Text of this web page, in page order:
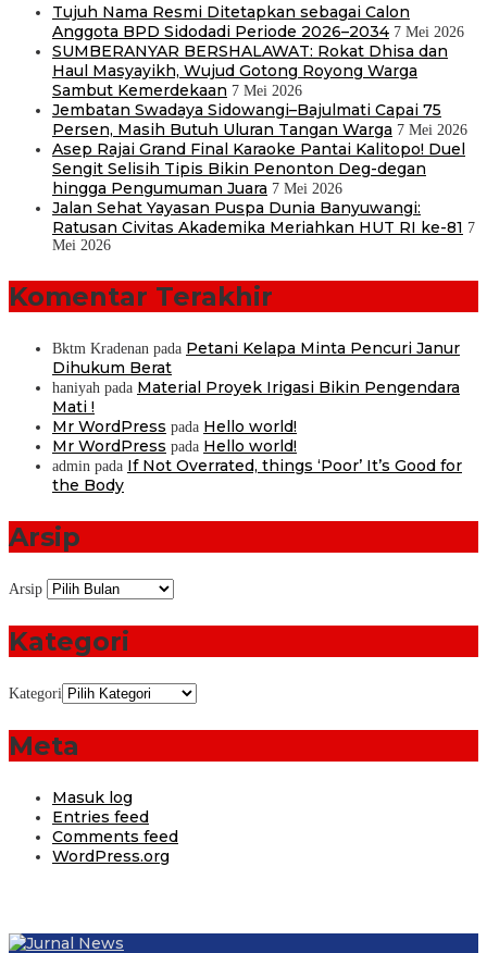
Tujuh Nama Resmi Ditetapkan sebagai Calon
Anggota BPD Sidodadi Periode 2026–2034 7 Mei 2026
SUMBERANYAR BERSHALAWAT: Rokat Dhisa dan
Haul Masyayikh, Wujud Gotong Royong Warga
Sambut Kemerdekaan 7 Mei 2026
Jembatan Swadaya Sidowangi–Bajulmati Capai 75
Persen, Masih Butuh Uluran Tangan Warga 7 Mei 2026
Asep Rajai Grand Final Karaoke Pantai Kalitopo! Duel
Sengit Selisih Tipis Bikin Penonton Deg-degan
hingga Pengumuman Juara 7 Mei 2026
Jalan Sehat Yayasan Puspa Dunia Banyuwangi:
Ratusan Civitas Akademika Meriahkan HUT RI ke-81 7
Mei 2026
Komentar Terakhir
Bktm Kradenan pada Petani Kelapa Minta Pencuri Janur
Dihukum Berat
haniyah pada Material Proyek Irigasi Bikin Pengendara
Mati !
Mr WordPress pada Hello world!
Mr WordPress pada Hello world!
admin pada If Not Overrated, things ‘Poor’ It’s Good for
the Body
Arsip
Arsip
Kategori
Kategori
Meta
Masuk log
Entries feed
Comments feed
WordPress.org